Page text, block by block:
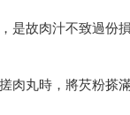
是故肉汁不致過份
肉丸時，將芡粉搽